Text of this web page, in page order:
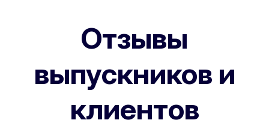
Отзывы
выпускников и
клиентов